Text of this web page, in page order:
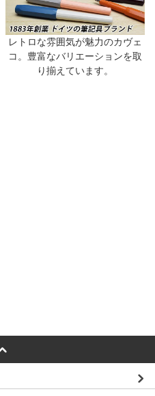
レトロな雰囲気が魅力のカヴェ
コ。豊富なバリエーションを取
り揃えています。